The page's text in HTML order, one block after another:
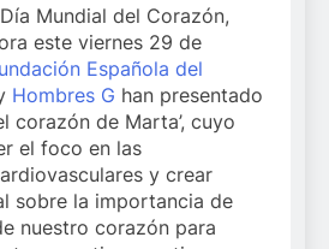
Mundial del Corazón,
este viernes 29 de
Española del
Hombres G han presentado
corazón de Marta’, cuyo
el foco en las
y crear
sobre la importancia de
nuestro corazón para